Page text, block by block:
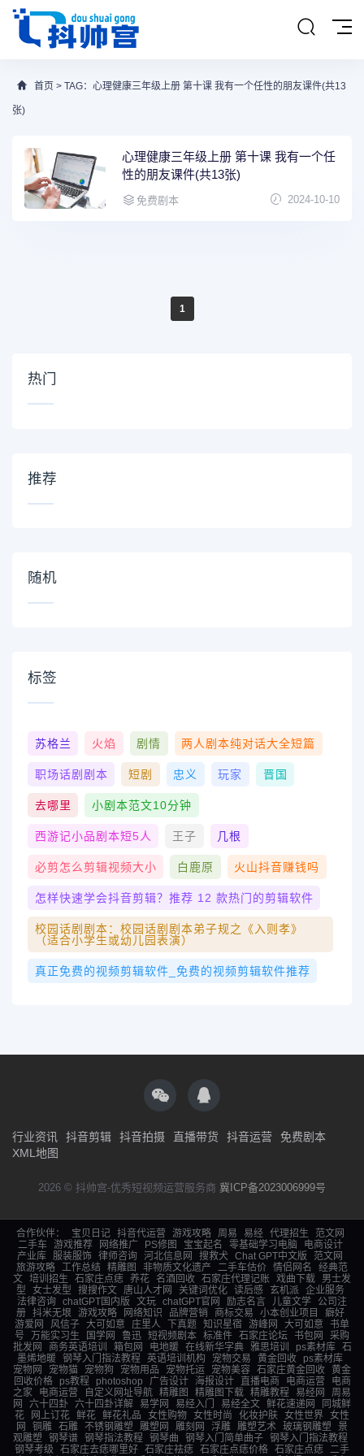
首页 > TAG：心理健康三年级上册 第十课 我有一个任性的朋友课件(共13
张)
心理健康三年级上册 第十课 我有一个任
性的朋友课件(共13张)
免费剧本 2024-10-10
1
热门
推荐
随机
标签
苏格兰 火焰 剧情 两人剧本纯对话大全短篇
职场话剧剧本 短剧 忠义 玩家 晋国
去哪里 小剧本范文10分钟
西游记小品剧本短5人 王子 几根
必剪怎么剪辑视频大小 白鹿原 火山抖音赚钱吗
怎样快速学会抖音剪辑？推荐 12 款热门的剪辑软件
校园话剧剧本：校园话剧剧本弟子规之《入则孝》
（适合小学生或幼儿园表演）
真正免费的视频剪辑软件_免费的视频剪辑软件推荐
行业资讯 抖音剪辑 抖音拍摄 直播带货 抖音运营
免费剧本
XML地图
2026 © 抖帅宫-优秀短视频运营服务商 冀ICP备2023006999号
合作伙伴： 宝贝日记 抖音代运营 游戏攻略 周易 易经 代理招生
范文网
二手车
游戏推荐 网络推广 PS修图 宝宝起名 零基础学习电脑
电商设计
产业库
服装服饰 律师咨询 河北信息网 搜救犬 Chat GPT中文版
范文网
旅游攻略
工作总结 精雕图 非物质文化遗产 二手车估价 情侣网名
经典范
文 培训招生 石家庄点痣 养花 名酒回收 石家庄代理记账 戏曲下载
男士发
型
女士发型 搜搜作文 唐山人才网 关键词优化 读后感 玄机派
企业服务
法律咨询 chatGPT国内版 文玩 chatGPT官网 励志名言 儿童文学
公司注
册
抖米无垠 游戏攻略 网络知识 品牌营销 商标交易 小本创业项目
癖好
游爱网
风信子 大可如意 庄里人 下真题 知识星宿 游峰网 大可如意
书单
号
万能实习生 国学网 鲁迅 短视频剧本 标准件 石家庄论坛 书包网
采购
批发网
商务英语培训 箱包网 电地暖 在线新华字典 雅思培训 ps素材库
石
墨烯地暖 钢琴入门指法教程 英语培训机构 宠物交易 黄金回收
ps素材库
宠物网
宠物猫 宠物狗 宠物用品 宠物托运 宠物美容 石家庄黄金回收 黄金
回收价格
ps教程 photoshop 广告设计 海报设计 直播电商 电商运营
电商
之家
电商运营 自定义网址导航 精雕图 精雕图下载 精雕教程 易经网
周易
网
六十四卦 六十四卦详解 易学网 易经入门 易经全文 鲜花速递网
同城鲜
花
网上订花 鲜花 鲜花礼品 女性购物 女性时尚 化妆护肤 女性世界
女性
网
铜雕 石雕 不锈钢雕塑 雕塑网 雕刻网 浮雕 雕塑艺术 玻璃钢雕塑
景
观雕塑
钢琴谱 钢琴指法教程 钢琴曲 钢琴入门简单曲子
钢琴入门指法教程
钢琴考级
石家庄去痣哪里好 石家庄祛痣 石家庄点痣价格 石家庄点痣
二手